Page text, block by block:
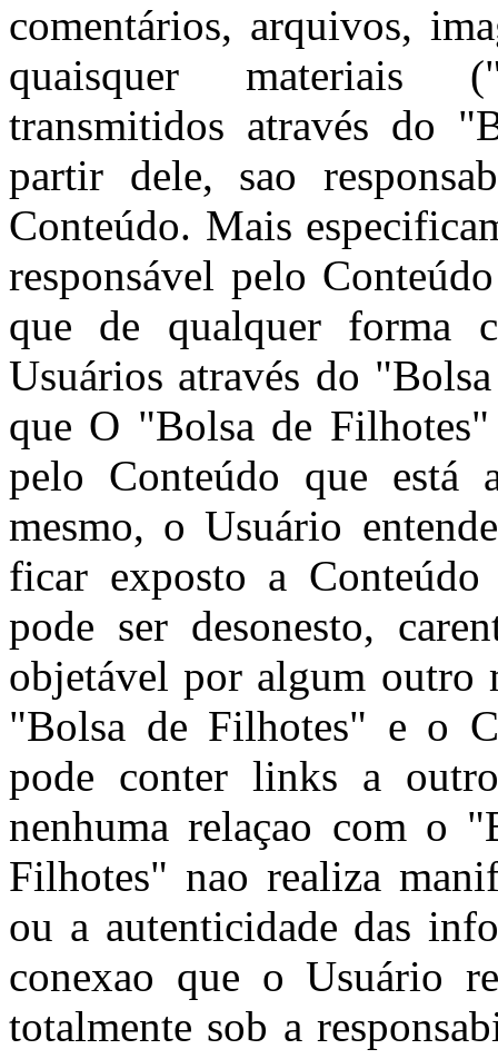
comentários, arquivos,
quaisquer materiais
transmitidos através do
partir dele, sao
Conteúdo. Mais
responsável pelo
que de qualquer forma
Usuários através do
que O "Bolsa de
pelo Conteúdo que está
mesmo, o Usuário
ficar exposto a
pode ser desonesto,
objetável por algum outro
"Bolsa de Filhotes" e o
pode conter links a
nenhuma relaçao com o
Filhotes" nao realiza
ou a autenticidade das
conexao que o Usuário
totalmente sob a